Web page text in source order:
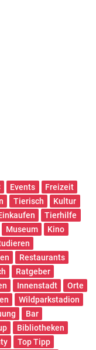
Events
Freizeit
Tierisch
Kultur
Tierhilfe
Museum
Kino
Restaurants
Ratgeber
Innenstadt
Orte
Wildparkstadion
Bar
Bibliotheken
Top Tipp